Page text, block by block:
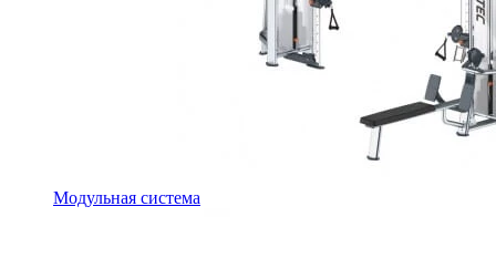
Модульная система